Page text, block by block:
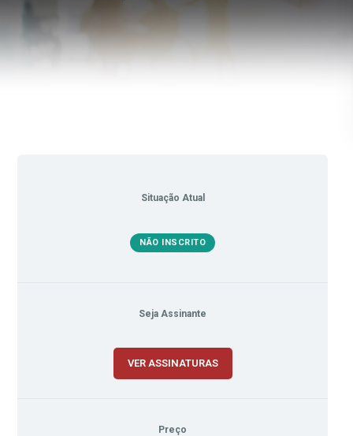
Situação Atual
NÃO INSCRITO
Seja Assinante
VER ASSINATURAS
Preço